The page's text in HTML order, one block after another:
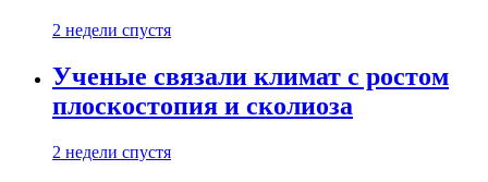
2 недели спустя
Ученые связали климат с ростом
плоскостопия и сколиоза
2 недели спустя